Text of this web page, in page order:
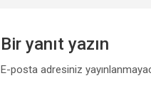
Bir yanıt yazın
E-posta adresiniz